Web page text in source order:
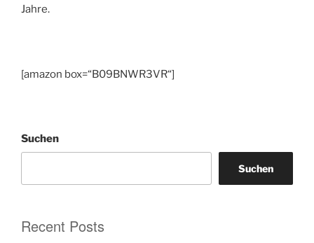
Jahre.
[amazon box=“B09BNWR3VR“]
Suchen
Suchen
Recent Posts